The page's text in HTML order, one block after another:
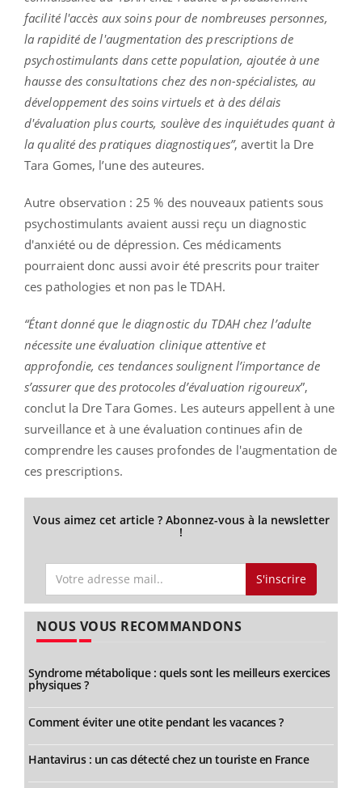
facilité l'accès aux soins pour de nombreuses personnes,
la rapidité de l'augmentation des prescriptions de
psychostimulants dans cette population, ajoutée à une
hausse des consultations chez des non-spécialistes, au
développement des soins virtuels et à des délais
d'évaluation plus courts, soulève des inquiétudes quant à
la qualité des pratiques diagnostiques”, avertit la Dre
Tara Gomes, l’une des auteures.
Autre observation : 25 % des nouveaux patients sous
psychostimulants avaient aussi reçu un diagnostic
d'anxiété ou de dépression. Ces médicaments
pourraient donc aussi avoir été prescrits pour traiter
ces pathologies et non pas le TDAH.
“Étant donné que le diagnostic du TDAH chez l’adulte
nécessite une évaluation clinique attentive et
approfondie, ces tendances soulignent l’importance de
s’assurer que des protocoles d’évaluation rigoureux”,
conclut la Dre Tara Gomes. Les auteurs appellent à une
surveillance et à une évaluation continues afin de
comprendre les causes profondes de l'augmentation de
ces prescriptions.
Vous aimez cet article ? Abonnez-vous à la newsletter
!
S'inscrire
NOUS VOUS RECOMMANDONS
Syndrome métabolique : quels sont les meilleurs exercices
physiques ?
Comment éviter une otite pendant les vacances ?
Hantavirus : un cas détecté chez un touriste en France